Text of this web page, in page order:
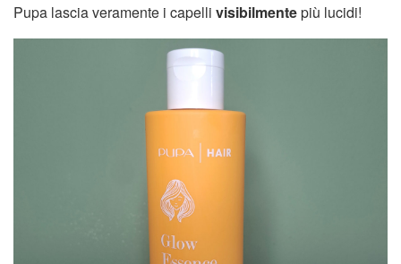
Pupa lascia veramente i capelli visibilmentepiù lucidi!